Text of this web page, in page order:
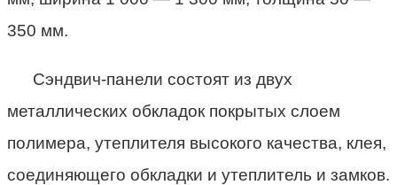
350 мм.
Сэндвич-панели состоят из двух
металлических обкладок покрытых слоем
полимера, утеплителя высокого качества, клея,
соединяющего обкладки и утеплитель и замков.